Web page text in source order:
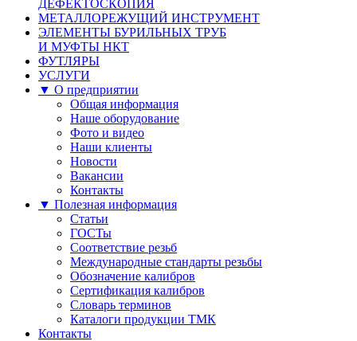
ДЕФЕКТОСКОПИЯ
МЕТАЛЛОРЕЖУЩИЙ ИНСТРУМЕНТ
ЭЛЕМЕНТЫ БУРИЛЬНЫХ ТРУБ
И МУФТЫ НКТ
ФУТЛЯРЫ
УСЛУГИ
▼ О предприятии
Общая информация
Наше оборудование
Фото и видео
Наши клиенты
Новости
Вакансии
Контакты
▼ Полезная информация
Статьи
ГОСТы
Соответствие резьб
Международные стандарты резьбы
Обозначение калибров
Сертификация калибров
Словарь терминов
Каталоги продукции ТМК
Контакты